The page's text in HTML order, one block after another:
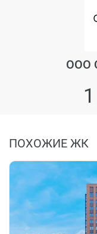
ООО
1
ПОХОЖИЕ ЖК